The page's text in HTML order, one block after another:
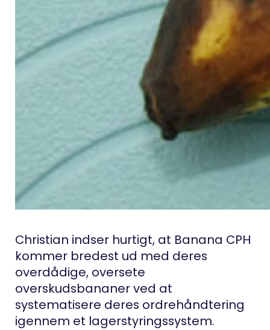
Christian indser hurtigt, at Banana CPH
kommer bredest ud med deres
overdådige, oversete
overskudsbananer ved at
systematisere deres ordrehåndtering
igennem et lagerstyringssystem.